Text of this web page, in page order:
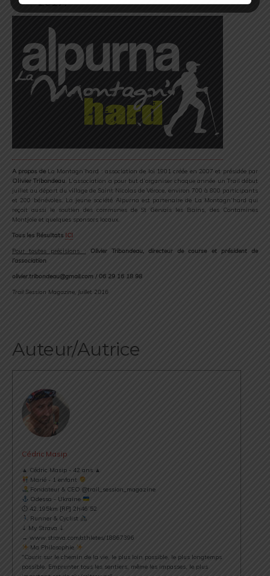
A propos deLa Montagn’hard : association de loi 1901 créée en 2007 et présidée par
Olivier Tribondeau. L’association a pour but d’organiser chaque année un Trail début
juillet au départ du village de Saint Nicolas de Véroce, environ 700 à 800 participants
et 200 bénévoles. La jeune société Alpurna est partenaire de La Montagn’hard qui
reçoit aussi le soutien des communes de St Gervais les Bains, des Contamines
Montjoie et quelques sponsors locaux.
Tous les Résultats ICI
Pour toutes précisions :
Olivier Tribondeau, directeur de course et président de
l’association
olivier.tribondeau@gmail.com / 06 29 16 18 98
Trail Session Magazine, Juillet 2016
Auteur/Autrice
Cédric Masip
▲ Cédric Masip - 42 ans ▲
Marié - 1 enfant
Fondateur & CEO @trail_session_magazine
Odessa - Ukraine
⏱ 42.195km [RP] 2h46’52
Runner & Cyclist
⇣ My Strava ⇣
→ www.strava.com/athletes/18867396
Ma Philosophie
"Courir sur le chemin de la vie, le plus loin possible, le plus longtemps
possible. Emprunter tous les sentiers, même les impasses, le plus